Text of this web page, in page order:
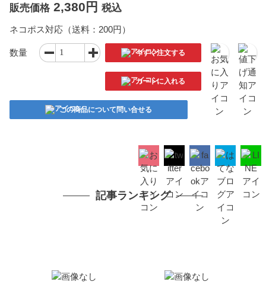
販売価格 2,380円 税込
ネコポス対応（送料：200円）
数量 今すぐ注文する
カートに入れる
この商品について問い合せる
記事ランキング